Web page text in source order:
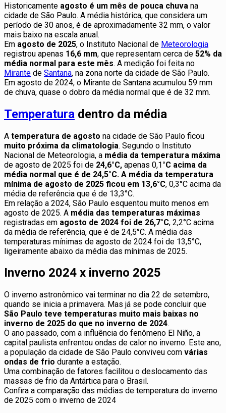
Historicamente agosto é um mês de pouca chuva na
cidade de São Paulo. A média histórica, que considera um
período de 30 anos, é de aproximadamente 32 mm, o valor
mais baixo na escala anual.
Em agosto de 2025, o Instituto Nacional de Meteorologia
registrou apenas 16,6 mm, que representam cerca de 52% da
média normal para este mês. A medição foi feita no
Mirante de Santana, na zona norte da cidade de São Paulo.
Em agosto de 2024, o Mirante de Santana acumulou 59 mm
de chuva, quase o dobro da média normal que é de 32 mm.
Temperatura dentro da média
A temperatura de agosto na cidade de São Paulo ficou
muito próxima da climatologia. Segundo o Instituto
Nacional de Meteorologia, a média da temperatura máxima
de agosto de 2025 foi de 24,6°C, apenas 0,1°C acima da
média normal que é de 24,5°C. A média da temperatura
mínima de agosto de 2025 ficou em 13,6°C, 0,3°C acima da
média de referência que é de 13,3°C.
Em relação a 2024, São Paulo esquentou muito menos em
agosto de 2025. A média das temperaturas máximas
registradas em agosto de 2024 foi de 26,7°C, 2,2°C acima
da média de referência, que é de 24,5°C. A média das
temperaturas mínimas de agosto de 2024 foi de 13,5°C,
ligeiramente abaixo da média das mínimas de 2025.
Inverno 2024 x inverno 2025
O inverno astronômico vai terminar no dia 22 de setembro,
quando se inicia a primavera. Mas já se pode concluir que
São Paulo teve temperaturas muito mais baixas no
inverno de 2025 do que no inverno de 2024.
O ano passado, com a influência do fenômeno El Niño, a
capital paulista enfrentou ondas de calor no inverno. Este ano,
a população da cidade de São Paulo conviveu com várias
ondas de frio durante a estação.
Uma combinação de fatores facilitou o deslocamento das
massas de frio da Antártica para o Brasil.
Confira a comparação das médias de temperatura do inverno
de 2025 com o inverno de 2024